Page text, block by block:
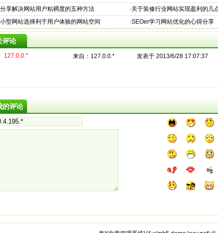
享解决网站用户粘稠度的五种方法 ·关于装修行业网站实现盈利的几
型网站选择利于用户体验的网站空间 ·SEOer学习网站优化的心得分享
评论
127.0.0.* 来自： 127.0.0.* 发表于 2013/6/28 17:07:37
的评论